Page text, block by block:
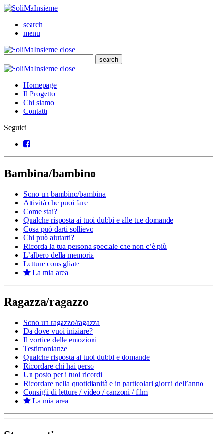
SoliMaInsieme
search
menu
SoliMaInsieme
closeClose
search
Cerca
SoliMaInsieme
closeClose
Homepage
Il Progetto
Chi siamo
Contatti
Seguici
Facebook
Bambina/bambino
Sono un bambino/bambina
Attività che puoi fare
Come stai?
Qualche risposta ai tuoi dubbi e alle tue domande
Cosa può darti sollievo
Chi può aiutarti?
Ricorda la tua persona speciale che non c’è più
L’albero della memoria
Letture consigliate
La mia area
Ragazza/ragazzo
Sono un ragazzo/ragazza
Da dove vuoi iniziare?
Il vortice delle emozioni
Testimonianze
Qualche risposta ai tuoi dubbi e domande
Ricordare chi hai perso
Un posto per i tuoi ricordi
Ricordare nella quotidianità e in particolari giorni dell’anno
Consigli di letture / video / canzoni / film
La mia area